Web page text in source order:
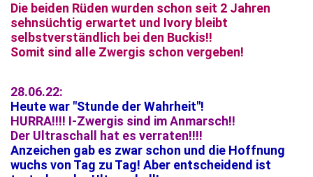
Die beiden Rüden wurden schon seit 2 Jahren
sehnsüchtig erwartet und Ivory bleibt
selbstverständlich bei den Buckis!!
Somit sind alle Zwergis schon vergeben!
28.06.22:
Heute war "Stunde der Wahrheit"!
HURRA!!!! I-Zwergis sind im Anmarsch!!
Der Ultraschall hat es verraten!!!!
Anzeichen gab es zwar schon und die Hoffnung
wuchs von Tag zu Tag! Aber entscheidend ist